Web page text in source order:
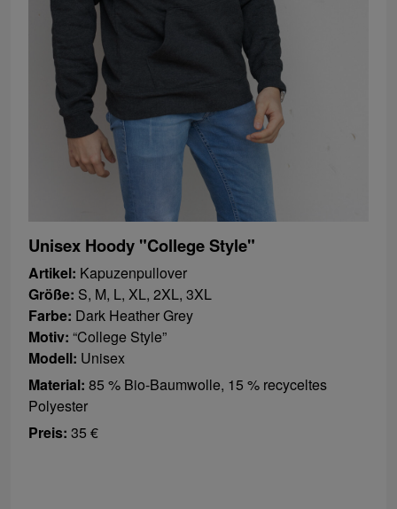
Unisex Hoody "College Style"
Artikel: Kapuzenpullover
Größe: S, M, L, XL, 2XL, 3XL
Farbe: Dark Heather Grey
Motiv: “College Style”
Modell: Unisex
Material: 85 % Bio-Baumwolle, 15 % recyceltes
Polyester
Preis: 35 €